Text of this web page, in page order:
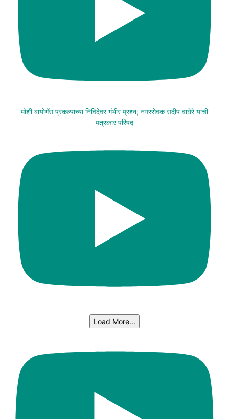
मोशी बायोगॅस प्रकल्पाच्या निविदेवर गंभीर प्रश्न; नगरसेवक संदीप वाघेरे यांची
पत्रकार परिषद
Load More...